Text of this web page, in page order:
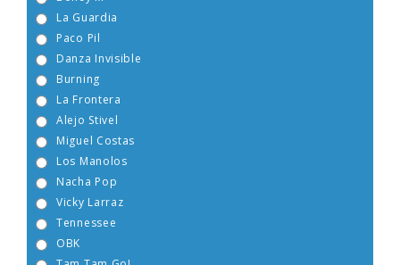
Boney M
Burning
Alejo Stivel
Miguel Costas
Nacha Pop
Vicky Larraz